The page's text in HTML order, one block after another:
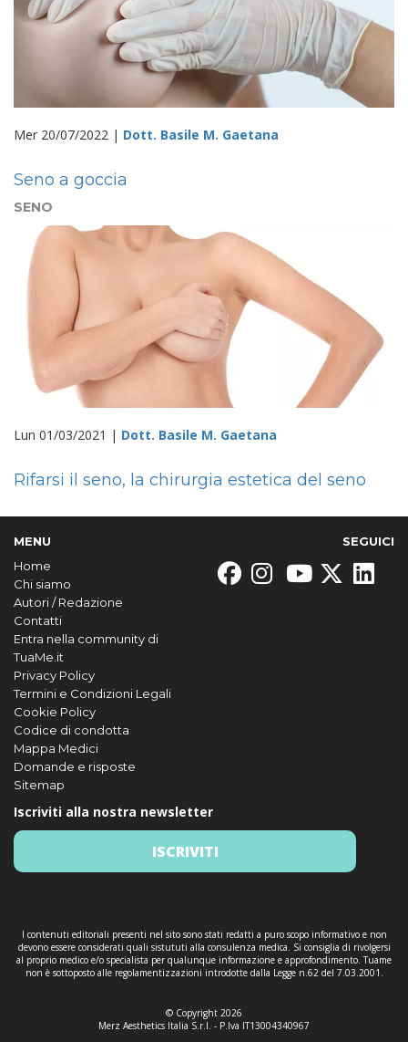
Mer 20/07/2022 | Dott. Basile M. Gaetana
Seno a goccia
SENO
Lun 01/03/2021 | Dott. Basile M. Gaetana
Rifarsi il seno, la chirurgia estetica del seno
MENU
Home
Chi siamo
Autori / Redazione
Contatti
Entra nella community di
TuaMe.it
Privacy Policy
Termini e Condizioni Legali
Cookie Policy
Codice di condotta
Mappa Medici
Domande e risposte
Sitemap
SEGUICI
Iscriviti alla nostra newsletter
ISCRIVITI
I contenuti editoriali presenti nel sito sono stati redatti a puro scopo informativo e non
devono essere considerati quali sistututi alla consulenza medica. Si consiglia di rivolgersi
al proprio medico e/o specialista per qualunque informazione e approfondimento. Tuame
non è sottoposto alle regolamentizzazioni introdotte dalla Legge n.62 del 7.03.2001.
© Copyright 2026
Merz Aesthetics Italia S.r.l. - P.Iva IT13004340967